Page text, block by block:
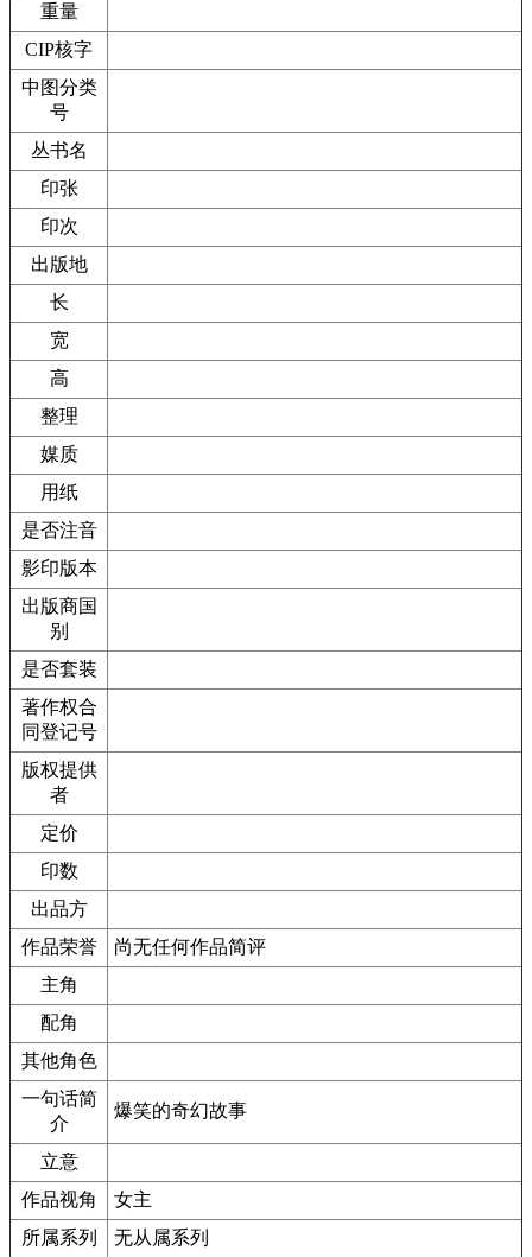
重量
CIP核字
中图分类
号
丛书名
印张
印次
出版地
长
宽
高
整理
媒质
用纸
是否注音
影印版本
出版商国
别
是否套装
著作权合
同登记号
版权提供
者
定价
印数
出品方
作品荣誉
尚无任何作品简评
主角
配角
其他角色
一句话简
介
爆笑的奇幻故事
立意
作品视角
女主
所属系列
无从属系列